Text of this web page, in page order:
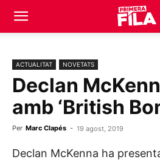
ACTUALITAT NOVETATS
Declan
amb ‘British
Per Marc Clapés - 19 agost, 2019
Declan McKenna ha